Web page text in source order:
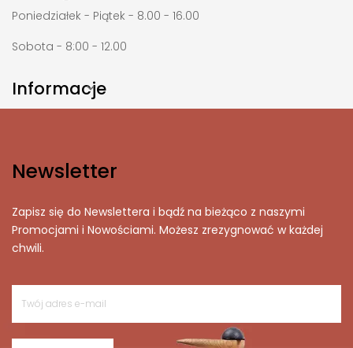
Poniedziałek - Piątek - 8.00 - 16.00
Sobota - 8:00 - 12.00
Informacje

Newsletter
Zapisz się do Newslettera i bądź na bieżąco z naszymi
Promocjami i Nowościami. Możesz zrezygnować w każdej
chwili.